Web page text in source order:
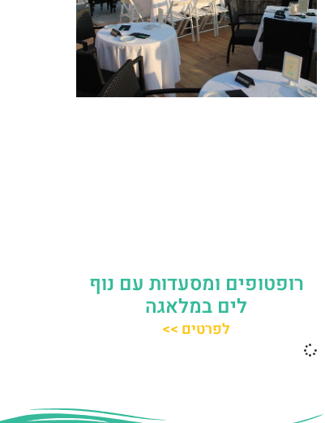
רופטופים ומסעדות עם נוף
לים במלאגה
לפרטים >>